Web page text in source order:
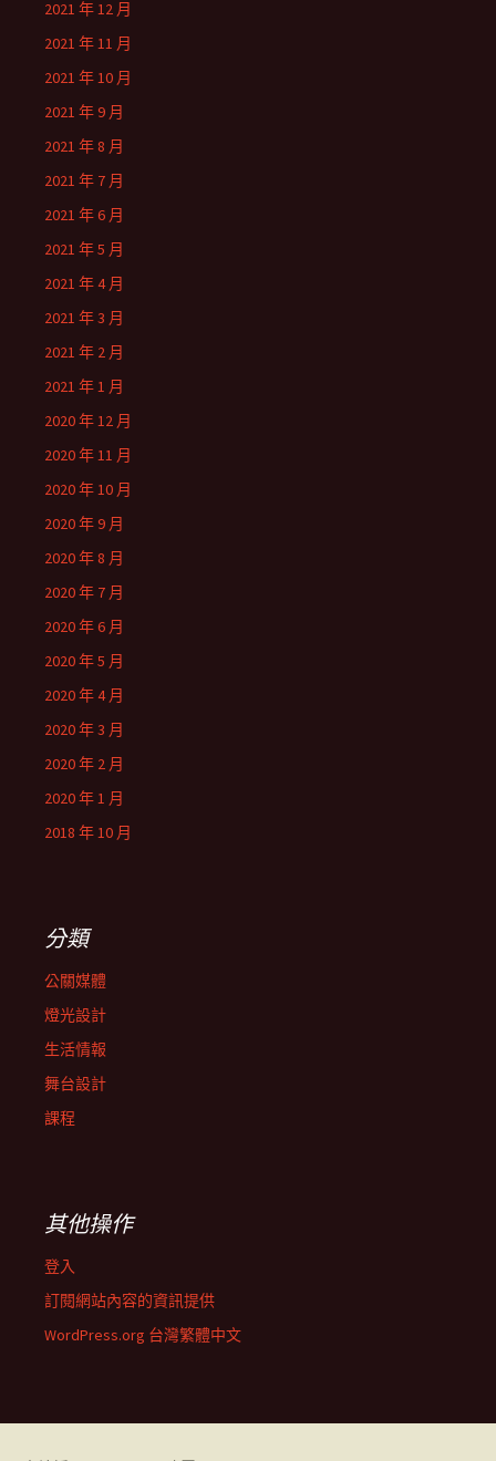
2021 年 12 月
2021 年 11 月
2021 年 10 月
2021 年 9 月
2021 年 8 月
2021 年 7 月
2021 年 6 月
2021 年 5 月
2021 年 4 月
2021 年 3 月
2021 年 2 月
2021 年 1 月
2020 年 12 月
2020 年 11 月
2020 年 10 月
2020 年 9 月
2020 年 8 月
2020 年 7 月
2020 年 6 月
2020 年 5 月
2020 年 4 月
2020 年 3 月
2020 年 2 月
2020 年 1 月
2018 年 10 月
分類
公關媒體
燈光設計
生活情報
舞台設計
課程
其他操作
登入
訂閱網站內容的資訊提供
WordPress.org 台灣繁體中文